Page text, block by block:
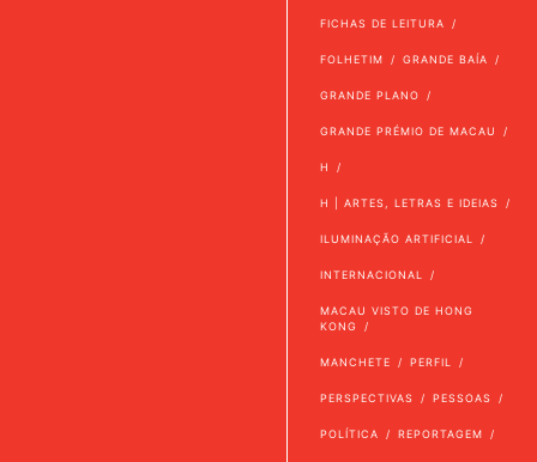
FICHAS DE LEITURA
FOLHETIM GRANDE BAÍA
GRANDE PLANO
GRANDE PRÉMIO DE MACAU
H
H | ARTES, LETRAS E IDEIAS
ILUMINAÇÃO ARTIFICIAL
INTERNACIONAL
MACAU VISTO DE HONG
KONG
MANCHETE PERFIL
PERSPECTIVAS PESSOAS
POLÍTICA REPORTAGEM